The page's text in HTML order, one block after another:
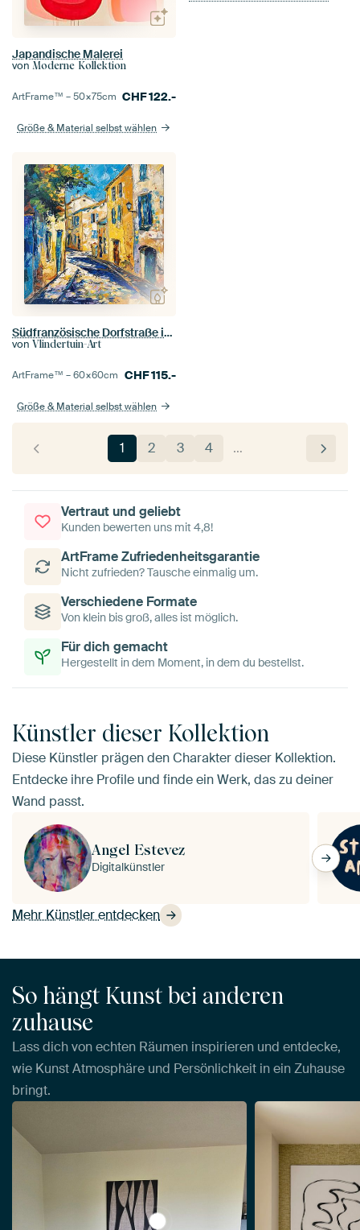
Japandische Malerei
von Moderne Kollektion
ArtFrame™ –50×75cm CHF122.-
Größe & Material selbst wählen
Südfranzösische Dorfstraße im Sommer
von Vlindertuin-Art
ArtFrame™ –60×60cm CHF115.-
Größe & Material selbst wählen
1 2 3 4 …
Vertraut und geliebt
Kunden bewerten uns mit 4,8!
ArtFrame Zufriedenheitsgarantie
Nicht zufrieden? Tausche einmalig um.
Verschiedene Formate
Von klein bis groß, alles ist möglich.
Für dich gemacht
Hergestellt in dem Moment, in dem du bestellst.
Künstler dieser Kollektion
Diese Künstler prägen den Charakter dieser Kollektion.
Entdecke ihre Profile und finde ein Werk, das zu deiner
Wand passt.
Mehr Künstler entdecken
Angel Estevez
Digitalkünstler
So hängt Kunst bei anderen
zuhause
Lass dich von echten Räumen inspirieren und entdecke,
wie Kunst Atmosphäre und Persönlichkeit in ein Zuhause
bringt.